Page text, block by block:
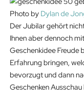
e
w
a
s
:
4
2
.
i
s
:
3
7
.
9
0
Photo by Dylan de
Der Jubilar gehört
Ihnen aber dennoch
Geschenkidee Freude
Erfahrung bringen,
bevorzugt und dann
Geschenken Ausschau